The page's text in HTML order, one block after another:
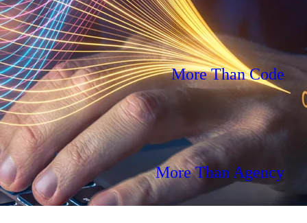
More Than Code
More Than Agency